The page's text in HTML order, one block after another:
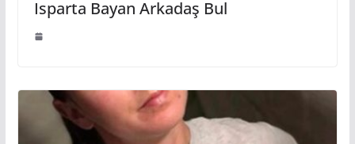
Isparta Bayan Arkadaş Bul